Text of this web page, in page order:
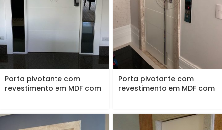
Porta pivotante com
revestimento em MDF com
Porta pivotante com
revestimento em MDF com